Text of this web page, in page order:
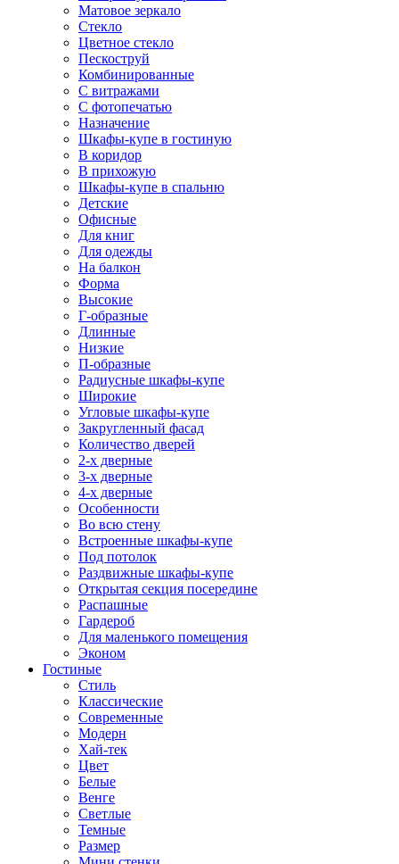
Матовое зеркало
Стекло
Цветное стекло
Пескоструй
Комбинированные
С витражами
С фотопечатью
Назначение
Шкафы-купе в гостиную
В коридор
В прихожую
Шкафы-купе в спальню
Детские
Офисные
Для книг
Для одежды
На балкон
Форма
Высокие
Г-образные
Длинные
Низкие
П-образные
Радиусные шкафы-купе
Широкие
Угловые шкафы-купе
Закругленный фасад
Количество дверей
2-х дверные
3-х дверные
4-х дверные
Особенности
Во всю стену
Встроенные шкафы-купе
Под потолок
Раздвижные шкафы-купе
Открытая секция посередине
Распашные
Гардероб
Для маленького помещения
Эконом
Гостиные
Стиль
Классические
Современные
Модерн
Хай-тек
Цвет
Белые
Венге
Светлые
Темные
Размер